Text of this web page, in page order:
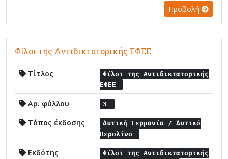
Προβολή
Φίλοι της Αντιδικτατορικής ΕΦΕΕ
Τίτλος
Φίλοι της Αντιδικτατορικής
ΕΦΕΕ
Αρ. φύλλου 3
Τόπος έκδοσης
Δυτική Γερμανία / Δυτικό
Βερολίνο
Εκδότης
Φίλοι της Αντιδικτατορικής